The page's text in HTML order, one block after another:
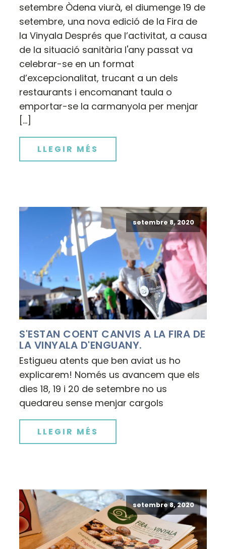
setembre Òdena viurà, el diumenge 19 de
setembre, una nova edició de la Fira de
la Vinyala Després que l’activitat, a causa
de la situació sanitària l'any passat va
celebrar-se en un format
d’excepcionalitat, trucant a un dels
restaurants i encomanant taula o
emportar-se la carmanyola per menjar
[…]
LLEGIR MÉS
setembre 8, 2020
S'ESTAN COENT CANVIS A LA FIRA DE
LA VINYALA D'ENGUANY.
Estigueu atents que ben aviat us ho
explicarem! Només us avancem que els
dies 18, 19 i 20 de setembre no us
quedareu sense menjar cargols
LLEGIR MÉS
setembre 8, 2020